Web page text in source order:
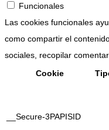
Funcionales
Las cookies funcionales
como compartir el
sociales, recopilar
Cookie
__Secure-3PAPISID